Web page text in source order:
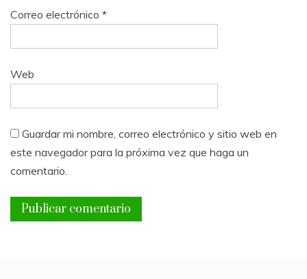
Correo electrónico *
Web
Guardar mi nombre, correo electrónico y sitio web en
este navegador para la próxima vez que haga un
comentario.